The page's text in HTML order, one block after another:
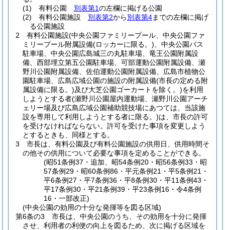
(1)
有料公園 別表第1の左欄に掲げる公園
(2)
有料公園施設 別表第2から別表第4までの左欄に掲げ
る公園施設
2
有料公園施設(中央公園ファミリープール、中央公園ファ
ミリープール附属設備(ロッカーに限る。) 、中央公園バス
駐車場、中央公園広島城三の丸駐車場、竜王公園附属設
備、西部埋立第五公園駐車場、可部運動公園附属設備、瀬
野川公園附属設備、佐伯運動公園附属設備、広島市植物公
園駐車場、広島広域公園の施設の附属設備(市長の定める附
属設備に限る。)及び大芝公園ゴーカートを除く。)を利用
しようとする者(瀬野川公園屋内運動場、瀬野川公園アーチ
ェリー場及び広島広域公園補助競技場にあつては、当該施
設を専用して利用しようとする者に限る。)は、市長の許可
を受けなければならない。 許可を受けた事項を変更しよう
とするときも、同様とする。
3
市長は、有料公園及び有料公園施設の供用日、供用時間そ
の他その供用について必要な事項を定めることができる。
(昭51条例37・追加、昭54条例20・昭56条例33・昭
57条例29・昭60条例86・平元条例21・平5条例21・
平6条例27・平7条例36・平8条例30・平11条例43・
平17条例30・平21条例39・平23条例16・令4条例
16・一部改正)
(中央公園の効用の十分な発揮等を図る区域)
第6条の3
市長は、中央公園のうち、その効用を十分に発揮
させ、利用者の利便の向上を図るため、次に掲げる区域を